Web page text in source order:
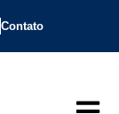
Contato